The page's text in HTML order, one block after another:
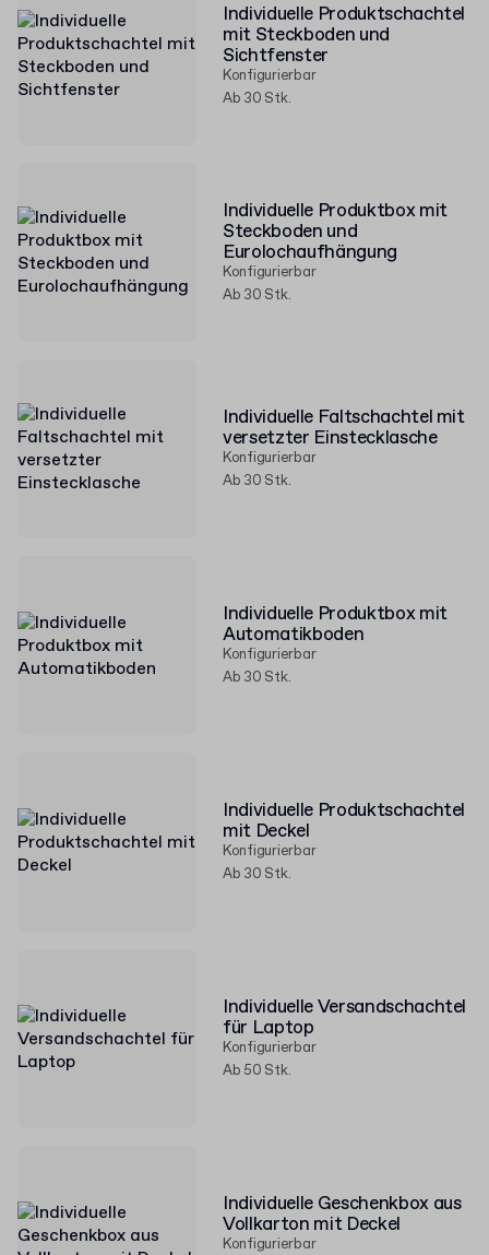
Individuelle Produktschachtel
mit Steckboden und
Sichtfenster
Konfigurierbar
Ab 30 Stk.
Individuelle Produktbox mit
Steckboden und
Eurolochaufhängung
Konfigurierbar
Ab 30 Stk.
Individuelle Faltschachtel mit
versetzter Einstecklasche
Konfigurierbar
Ab 30 Stk.
Individuelle Produktbox mit
Automatikboden
Konfigurierbar
Ab 30 Stk.
Individuelle Produktschachtel
mit Deckel
Konfigurierbar
Ab 30 Stk.
Individuelle Versandschachtel
für Laptop
Konfigurierbar
Ab 50 Stk.
Individuelle Geschenkbox aus
Vollkarton mit Deckel
Konfigurierbar